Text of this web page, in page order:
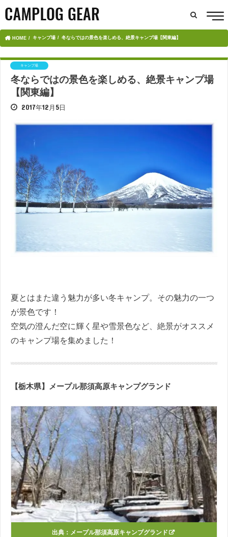
HOME キャンプ場 冬ならではの景色を楽しめる、絶景キャンプ場【関東編】
キャンプ場
冬ならではの景色を楽しめる、絶景キャンプ場
【関東編】
2017年12月5日
夏とはまた違う魅力が多い冬キャンプ。その魅力の一つ
が景色です！
空気の澄んだ空に輝く星や雪景色など、絶景がオススメ
のキャンプ場を集めました！
【栃木県】メープル那須高原キャンプグランド
出典： メープル那須高原キャンプグランド